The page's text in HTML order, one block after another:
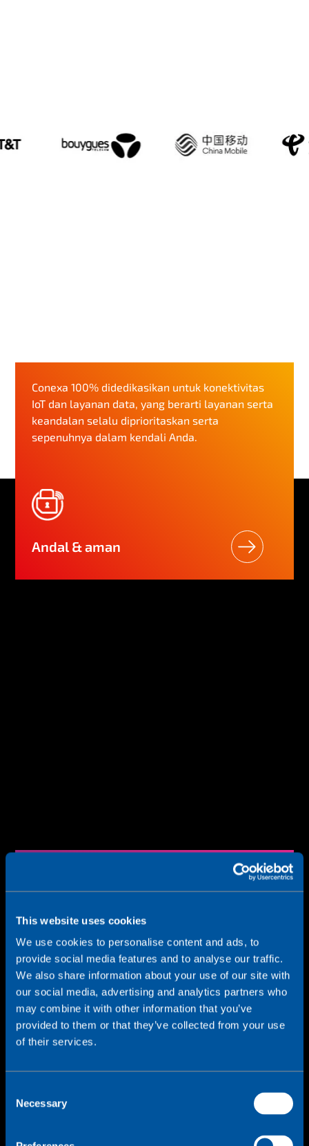
This website uses cookies
We use cookies to personalise content and ads, to
provide social media features and to analyse our traffic.
We also share information about your use of our site with
our social media, advertising and analytics partners who
may combine it with other information that you’ve
provided to them or that they’ve collected from your use
of their services.
Necessary
Conexa 100% didedikasikan untuk konektivitas
IoT dan layanan data, yang berarti layanan serta
keandalan selalu diprioritaskan serta
sepenuhnya dalam kendali Anda.
Andal & aman
Menggunakan wawasan dan kendali jaringan
serta menyelesaikan persoalan dalam waktu
nyata.
Berkembang pesat penuh